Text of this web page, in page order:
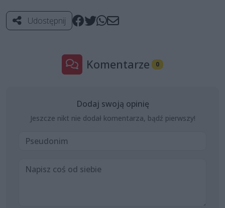
Udostępnij
Komentarze 0
Dodaj swoją opinię
Jeszcze nikt nie dodał komentarza, bądź pierwszy!